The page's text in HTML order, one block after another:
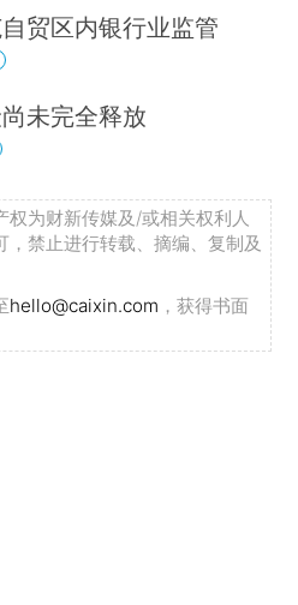
贸区内银行业监管
未完全释放
权为财新传媒及/或相关权利人
禁止进行转载、摘编、复制及
hello@caixin.com ，获得书面